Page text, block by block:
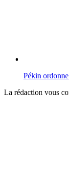
Pékin
La rédaction vous